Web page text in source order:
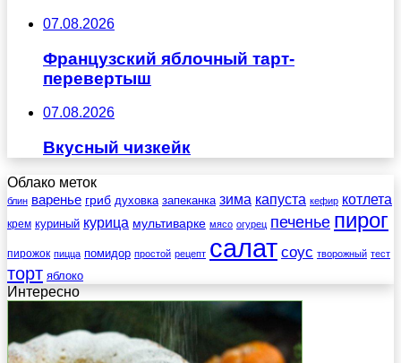
07.08.2026
Французский яблочный тарт-
перевертыш
07.08.2026
Вкусный чизкейк
Облако меток
блин варенье гриб духовка запеканка зима капуста кефир котлета
крем куриный курица мультиварке мясо огурец печенье пирог
пирожок пицца помидор простой рецепт салат соус творожный тест
торт яблоко
Интересно